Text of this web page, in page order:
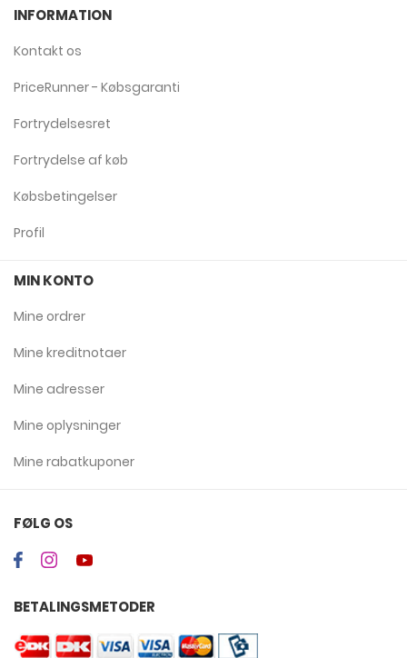
INFORMATION
Kontakt os
PriceRunner - Købsgaranti
Fortrydelsesret
Fortrydelse af køb
Købsbetingelser
Profil
MIN KONTO
Mine ordrer
Mine kreditnotaer
Mine adresser
Mine oplysninger
Mine rabatkuponer
FØLG OS
BETALINGSMETODER